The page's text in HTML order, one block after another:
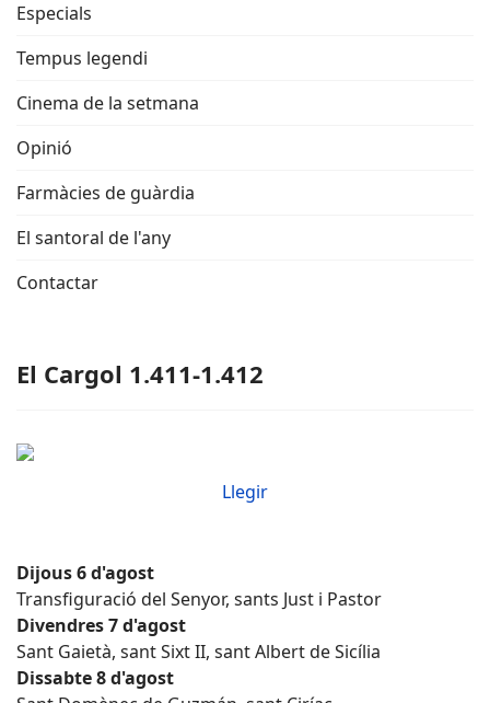
Especials
Tempus legendi
Cinema de la setmana
Opinió
Farmàcies de guàrdia
El santoral de l'any
Contactar
El Cargol 1.411-1.412
Llegir
Dijous 6 d'agost
Transfiguració del Senyor, sants Just i Pastor
Divendres 7 d'agost
Sant Gaietà, sant Sixt II, sant Albert de Sicília
Dissabte 8 d'agost